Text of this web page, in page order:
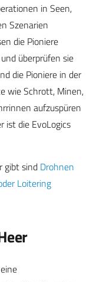
in Seen,
Szenarien
die Pioniere
überprüfen sie
die Pioniere in der
wie Schrott, Minen,
aufzuspüren
ist die EvoLogics
gibt sind Drohnen
Loitering